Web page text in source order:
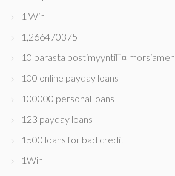
1 Win
1,266470375
10 parasta postimyyntiГ¤ morsiamen
100 online payday loans
100000 personal loans
123 payday loans
1500 loans for bad credit
1Win